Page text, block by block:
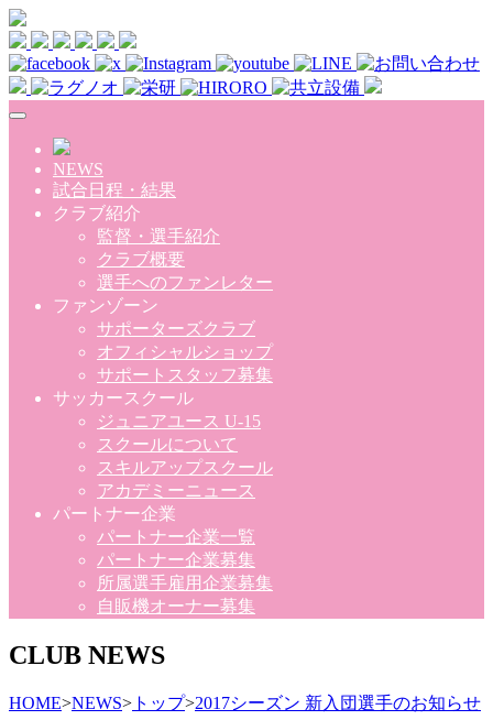
Skip to main content
NEWS
試合日程・結果
クラブ紹介
監督・選手紹介
クラブ概要
選手へのファンレター
ファンゾーン
サポーターズクラブ
オフィシャルショップ
サポートスタッフ募集
サッカースクール
ジュニアユース U-15
スクールについて
スキルアップスクール
アカデミーニュース
パートナー企業
パートナー企業一覧
パートナー企業募集
所属選手雇用企業募集
自販機オーナー募集
CLUB NEWS
HOME>NEWS> トップ>2017シーズン 新入団選手のお知らせ